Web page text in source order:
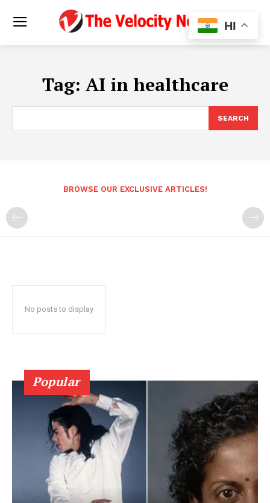
Tag: AI in healthcare
SEARCH
BROWSE OUR EXCLUSIVE ARTICLES!
No posts to display
Popular
HI